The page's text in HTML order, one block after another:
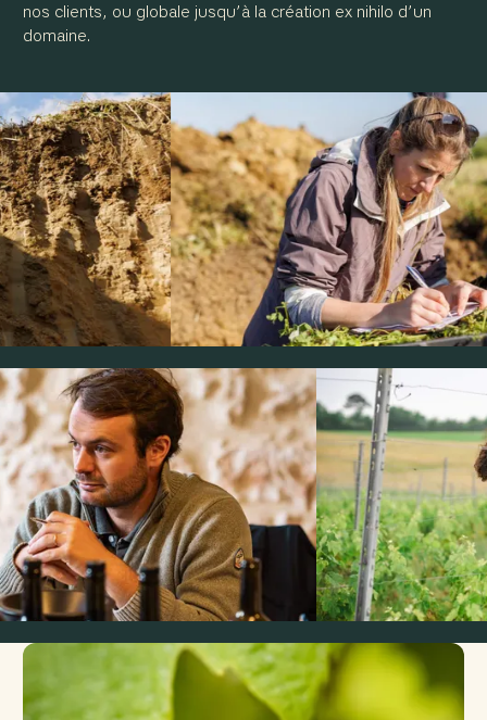
nos clients, ou globale jusqu’à la création ex nihilo d’un
domaine.